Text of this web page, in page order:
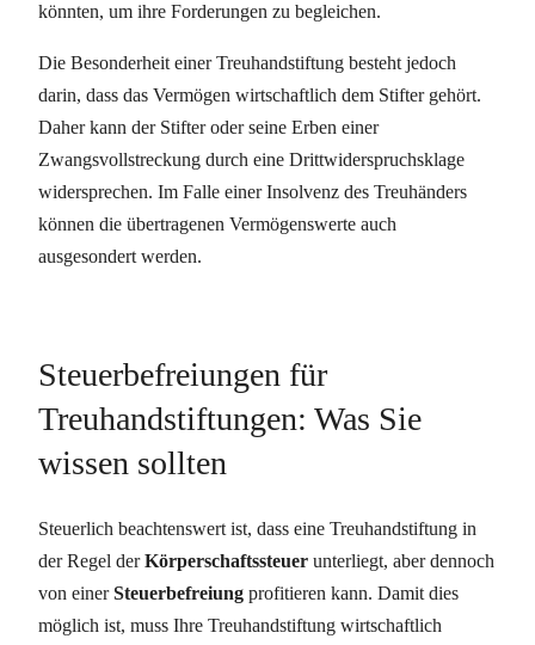
könnten, um ihre Forderungen zu begleichen.
Die Besonderheit einer Treuhandstiftung besteht jedoch
darin, dass das Vermögen wirtschaftlich dem Stifter gehört.
Daher kann der Stifter oder seine Erben einer
Zwangsvollstreckung durch eine Drittwiderspruchsklage
widersprechen. Im Falle einer Insolvenz des Treuhänders
können die übertragenen Vermögenswerte auch
ausgesondert werden.
Steuerbefreiungen für
Treuhandstiftungen: Was Sie
wissen sollten
Steuerlich beachtenswert ist, dass eine Treuhandstiftung in
der Regel derKörperschaftssteuer unterliegt, aber dennoch
von einerSteuerbefreiung profitieren kann. Damit dies
möglich ist, muss Ihre Treuhandstiftung wirtschaftlich